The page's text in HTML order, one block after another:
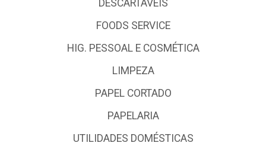
DESCARTÁVEIS
FOODS SERVICE
HIG. PESSOAL E COSMÉTICA
LIMPEZA
PAPEL CORTADO
PAPELARIA
UTILIDADES DOMÉSTICAS